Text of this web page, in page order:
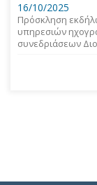
16/10/2025
Πρόσκληση
υπηρεσιών
συνεδριάσεων